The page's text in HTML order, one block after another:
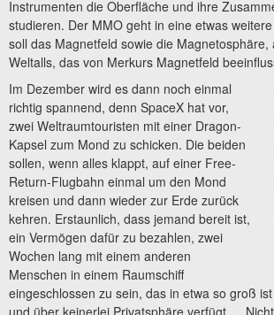
Instrumenten die Oberfläche und ihre
studieren. Der MMO geht in eine etwas
soll das Magnetfeld sowie die Magnetosphäre,
Weltalls, das von Merkurs Magnetfeld
Im Dezember wird es dann noch einmal
richtig spannend, denn SpaceX hat vor,
zwei Weltraumtouristen mit einer Dragon-
Kapsel zum Mond zu schicken. Die beiden
sollen, wenn alles klappt, auf einer Free-
Return-Flugbahn einmal um den Mond
kreisen und dann wieder zur Erde zurück
kehren. Erstaunlich, dass jemand bereit ist,
ein Vermögen dafür zu bezahlen, zwei
Wochen lang mit einem anderen
Menschen in einem Raumschiff
eingeschlossen zu sein, das in etwa so groß
und über keinerlei Privatsphäre verfügt …